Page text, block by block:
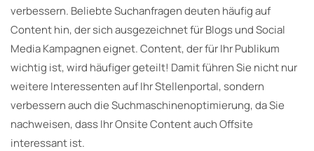
verbessern. Beliebte Suchanfragen deuten häufig auf
Content hin, der sich ausgezeichnet für Blogs und Social
Media Kampagnen eignet. Content, der für Ihr Publikum
wichtig ist, wird häufiger geteilt! Damit führen Sie nicht nur
weitere Interessenten auf Ihr Stellenportal, sondern
verbessern auch die Suchmaschinenoptimierung, da Sie
nachweisen, dass Ihr Onsite Content auch Offsite
interessant ist.